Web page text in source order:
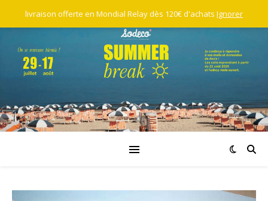
livraison offerte en Mondial Relay dès 120€ d'achats Ignorer